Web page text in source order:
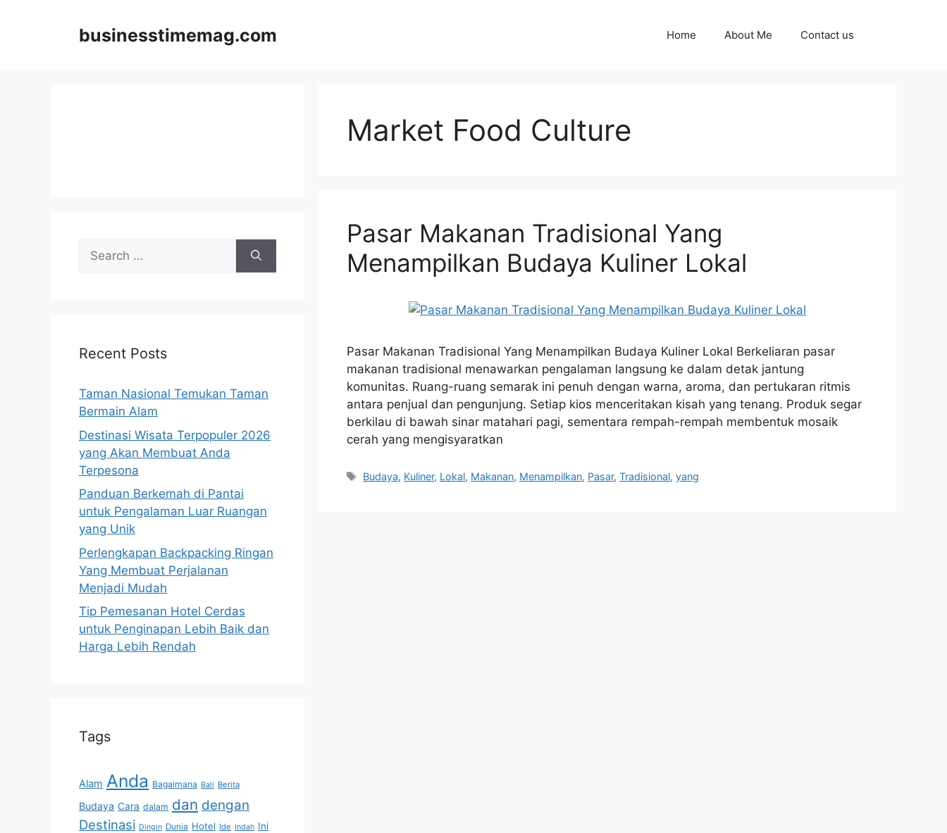
businesstimemag.com Home About Me Contact us
Market Food Culture
Pasar Makanan Tradisional Yang
Menampilkan Budaya Kuliner Lokal
Pasar Makanan Tradisional Yang Menampilkan Budaya Kuliner Lokal Berkeliaran pasar
makanan tradisional menawarkan pengalaman langsung ke dalam detak jantung
komunitas. Ruang-ruang semarak ini penuh dengan warna, aroma, dan pertukaran ritmis
antara penjual dan pengunjung. Setiap kios menceritakan kisah yang tenang. Produk segar
berkilau di bawah sinar matahari pagi, sementara rempah-rempah membentuk mosaik
cerah yang mengisyaratkan
Tags
Budaya, Kuliner, Lokal, Makanan, Menampilkan, Pasar,Tradisional,yang
Search
for:
Recent Posts
Taman Nasional Temukan Taman
Bermain Alam
Destinasi Wisata Terpopuler 2026
yang Akan Membuat Anda
Terpesona
Panduan Berkemah di Pantai
untuk Pengalaman Luar Ruangan
yang Unik
Perlengkapan Backpacking Ringan
Yang Membuat Perjalanan
Menjadi Mudah
Tip Pemesanan Hotel Cerdas
untuk Penginapan Lebih Baik dan
Harga Lebih Rendah
Tags
Alam Anda Bagaimana Bali Berita
Budaya Cara dalam dan dengan
Destinasi Dingin Dunia Hotel Ide Indah Ini